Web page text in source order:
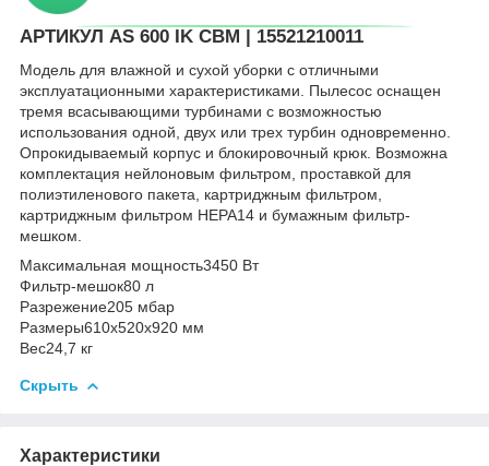
АРТИКУЛ AS 600 IK CBM | 15521210011
Модель для влажной и сухой уборки с отличными
эксплуатационными характеристиками. Пылесос оснащен
тремя всасывающими турбинами с возможностью
использования одной, двух или трех турбин одновременно.
Опрокидываемый корпус и блокировочный крюк. Возможна
комплектация нейлоновым фильтром, проставкой для
полиэтиленового пакета, картриджным фильтром,
картриджным фильтром HEPA14 и бумажным фильтр-
мешком.
Максимальная мощность3450 Вт
Фильтр-мешок80 л
Разрежение205 мбар
Размеры610x520x920 мм
Вес24,7 кг
Скрыть
Характеристики